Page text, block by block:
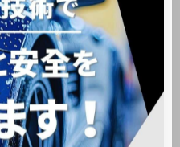
。
を有利にする方法
の査定を有利に進めるに
し、交渉力を高めること
域事情や流通網に精通し